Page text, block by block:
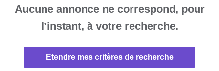
Aucune annonce ne correspond, pour
l’instant, à votre recherche.
Etendre mes critères de recherche